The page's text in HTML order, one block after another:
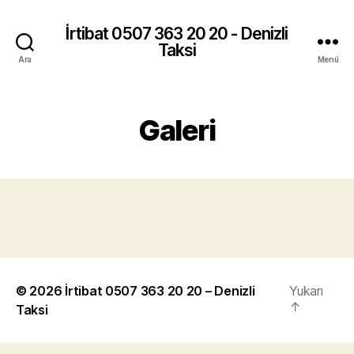
Ara
İrtibat 0507 363 20 20 - Denizli
Taksi
Menü
Galeri
© 2026 İrtibat 0507 363 20 20 – Denizli
Taksi
Yukarı
↑